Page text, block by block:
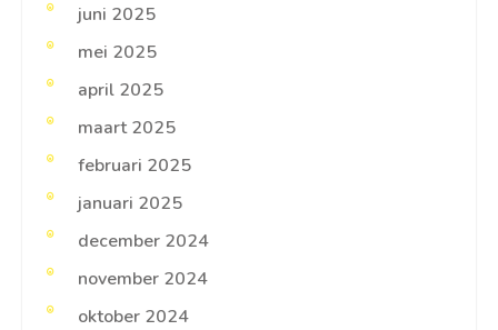
juni 2025
mei 2025
april 2025
maart 2025
februari 2025
januari 2025
december 2024
november 2024
oktober 2024